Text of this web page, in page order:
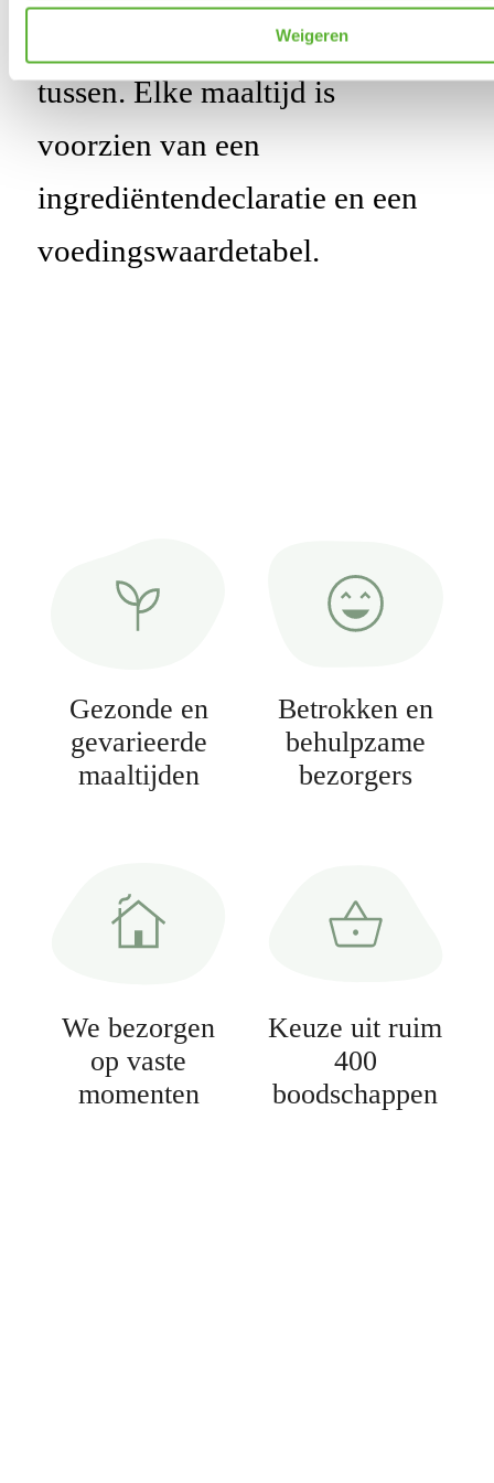
Weigeren
gerechten zit er vast iets voor u
tussen. Elke maaltijd is
voorzien van een
ingrediëntendeclaratie en een
voedingswaardetabel.
Gezonde en
gevarieerde
maaltijden
Betrokken en
behulpzame
bezorgers
We bezorgen
op vaste
momenten
Keuze uit ruim
400
boodschappen